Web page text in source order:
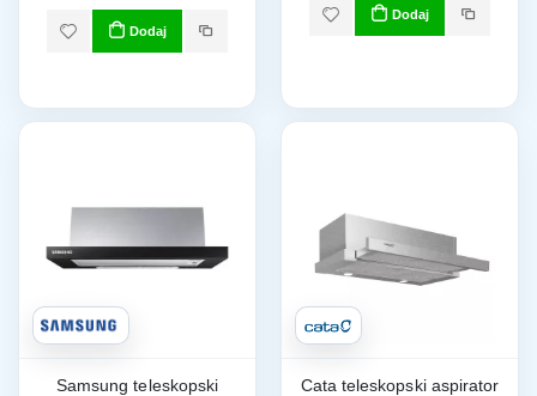
Dodaj
Dodaj
Samsung teleskopski
Cata teleskopski aspirator